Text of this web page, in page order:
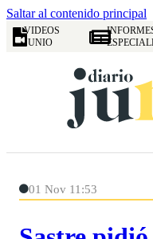
Saltar al contenido principal
VIDEOS
JUNIO
01 Nov 11:53